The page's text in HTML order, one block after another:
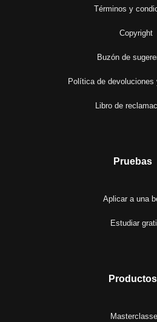
Términos y
Copyright
Buzón de
Política de devoluciones
Libro de
Pruebas
Aplicar a una
Estudiar
Productos